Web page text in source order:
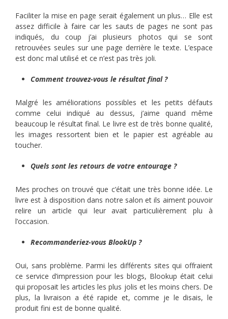
Faciliter la mise en page serait également un plus… Elle est
assez difficile à faire car les sauts de pages ne sont pas
indiqués, du coup j’ai plusieurs photos qui se sont
retrouvées seules sur une page derrière le texte. L’espace
est donc mal utilisé et ce n’est pas très joli.
Comment trouvez-vous le résultat final ?
Malgré les améliorations possibles et les petits défauts
comme celui indiqué au dessus, j’aime quand même
beaucoup le résultat final. Le livre est de très bonne qualité,
les images ressortent bien et le papier est agréable au
toucher.
Quels sont les retours de votre entourage ?
Mes proches on trouvé que c’était une très bonne idée. Le
livre est à disposition dans notre salon et ils aiment pouvoir
relire un article qui leur avait particulièrement plu à
l’occasion.
Recommanderiez-vous BlookUp ?
Oui, sans problème. Parmi les différents sites qui offraient
ce service d’impression pour les blogs, Blookup était celui
qui proposait les articles les plus jolis et les moins chers. De
plus, la livraison a été rapide et, comme je le disais, le
produit fini est de bonne qualité.